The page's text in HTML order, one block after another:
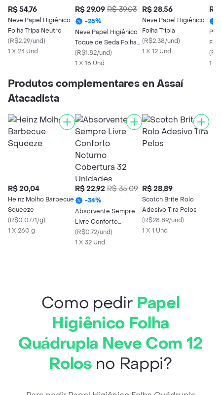
R$ 54,76
Neve Papel Higiênico
Folha Tripa Neutro
(R$2.29/und)
1 X 24 Und
R$ 29,09 R$ 39,03
-25%
Neve Papel Higiênico
Toque de Seda Folha
Dupla
(R$1.82/und)
1 X 16 Und
R$ 28,56
Neve Papel Higiênico
Folha Tripla
(R$2.38/und)
1 X 12 Und
R$
(
1 x
Produtos complementares en Assaí
Atacadista
R$ 20,04
Heinz Molho Barbecue
Squeeze
(R$0.0771/g)
1 X 260 g
R$ 22,92 R$ 35,09
-34%
Absorvente Sempre
Livre Conforto
Noturno Cobertura 32
Unidades
(R$0.72/und)
1 X 32 Und
R$ 28,89
Scotch Brite Rolo
Adesivo Tira Pelos
(R$28.89/und)
1 X 1 Und
Como pedir Papel
Higiênico Folha
Quádrupla Neve Com 12
Rolos no Rappi?